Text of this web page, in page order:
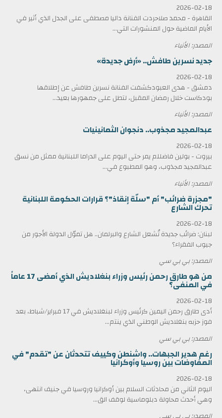
2026-02-18
القاهرة - محمد صلاحردت الفنانة داليا مصطفى على الجدل الذي أثير في
الأيام الماضية حول المنشورات التي...
المصدر: الأنباء
جديد نسرين طافش.. «أرض جديدة»
2026-02-18
دمشق - هدى العبودكشفت الفنانة نسرين طافش عن إطلاقها
بودكاست خلال رمضان المقبل، لتطل على جمهورها بعيد...
المصدر: الأنباء
عبدالمجيد مجذوب.. دنجوان الثمانينيات
2026-02-18
بيروت - بولين فاضللم يمر حتى اليوم على الدراما اللبنانية ممثل من نسق
عبدالمجيد مجذوب، وهو المطبوع في...
المصدر: الأنباء
"مجزرة ضرائب" أم "سلّة إنقاذ"؟ قرارات الحكومة اللبنانية
تحرك الشارع
2026-02-18
لبنان: ضرائب جديدة تُشعل الشارع والبرلمان.. هل تموّل الدولة الأجور من
جيوب الفقراء؟
المصدر: بي بي سي
من هو طارق رحمن رئيس وزراء بنغلاديش الذي أمضى 17 عاماً
في المنفى؟
2026-02-18
أدى طارق رحمن اليمين كرئيس وزراء لبنغلاديش في 17 فبراير/شباط، بعد
فوز حزبه بنغلاديش الوطني الذي ينتم...
المصدر: بي بي سي
رغم هدير الجبهات.. واشنطن وكييف تتحدثان عن "تقدم" في
المفاوضات بين روسيا وأوكرانيا
2026-02-18
اليوم الثاني من محادثات السلام بين أوكرانيا وروسيا في جنيف انتهى،
وهي أحدث محاولة دبلوماسية لوقف الق...